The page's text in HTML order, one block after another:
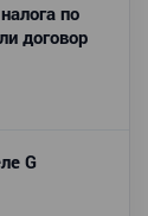
по
договор
G